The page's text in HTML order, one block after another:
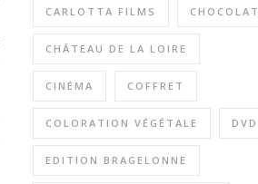
CARLOTTA FILMS CHOCOLAT
CHÂTEAU DE LA LOIRE
CINÉMA COFFRET
COLORATION VÉGÉTALE DVD
EDITION BRAGELONNE